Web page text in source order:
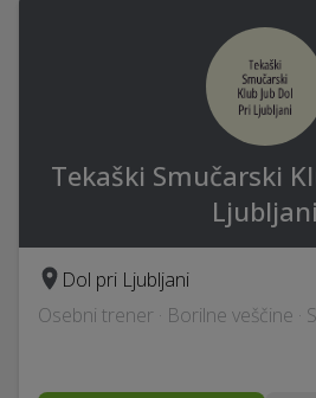
Tekaški Smučarski
Ljubljani
Dol pri Ljubljani
Osebni trener · Borilne veščine ·